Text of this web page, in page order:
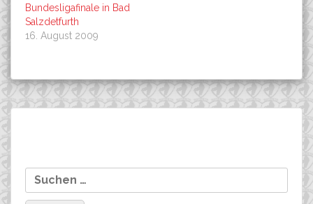
Bundesligafinale in Bad
Salzdetfurth
16. August 2009